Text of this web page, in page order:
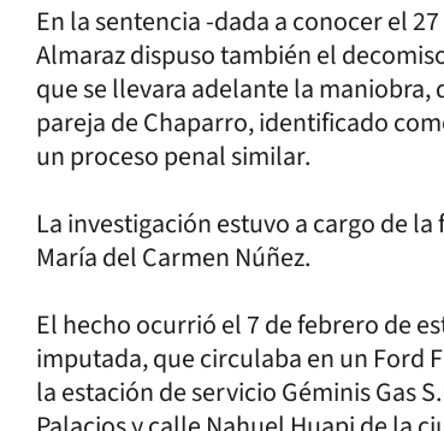
En la sentencia -dada a conocer el
Almaraz dispuso también el
que se llevara adelante la
pareja de Chaparro, identificado
un proceso penal similar.
La investigación estuvo a cargo de
María del Carmen Núñez.
El hecho ocurrió el 7 de febrero de
imputada, que circulaba en un Ford
la estación de servicio Géminis Gas